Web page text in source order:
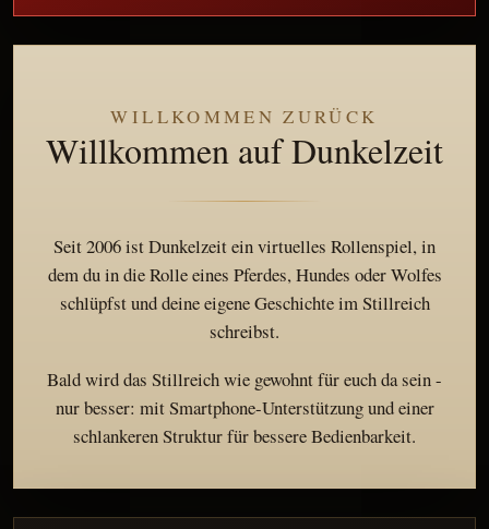
WILLKOMMEN ZURÜCK
Willkommen auf Dunkelzeit
Seit 2006 ist Dunkelzeit ein virtuelles Rollenspiel, in
dem du in die Rolle eines Pferdes, Hundes oder Wolfes
schlüpfst und deine eigene Geschichte im Stillreich
schreibst.
Bald wird das Stillreich wie gewohnt für euch da sein -
nur besser: mit Smartphone-Unterstützung und einer
schlankeren Struktur für bessere Bedienbarkeit.